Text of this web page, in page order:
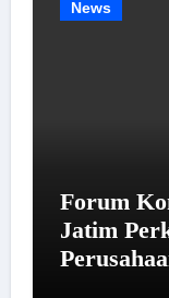
News
Forum
Jatim